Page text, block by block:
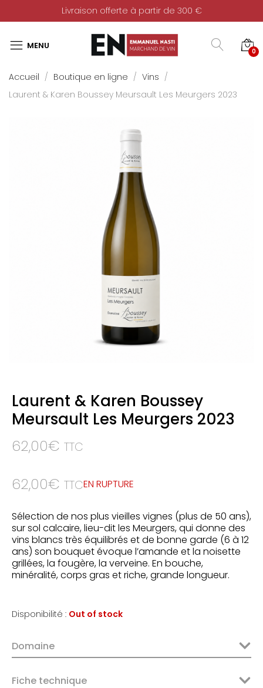
Livraison offerte à partir de 300 €
0
Accueil Boutique en ligne
Vins
Laurent & Karen Boussey Meursault Les Meurgers 2023
Laurent & Karen Boussey
Meursault Les Meurgers 2023
62,00€ TTC
62,00€ TTCEN RUPTURE
Sélection de nos plus vieilles vignes (plus de 50 ans),
sur sol calcaire, lieu-dit les Meurgers, qui donne des
vins blancs très équilibrés et de bonne garde (6 à 12
ans) son bouquet évoque l’amande et la noisette
grillées, la fougère, la verveine. En bouche,
minéralité, corps gras et riche, grande longueur.
Disponibilité : Out of stock
Domaine
Fiche technique